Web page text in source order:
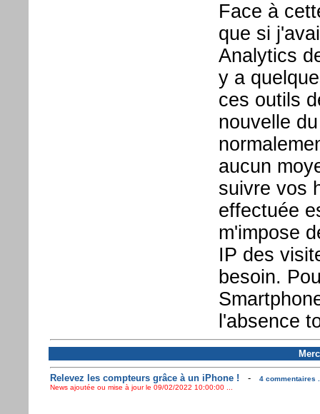
Face à
que si
Analytics
y a
ces outils
nouvelle
aucun
suivre vos
effectuée
m'impose
IP des
besoin.
l'absence
Relevez les compteurs grâce à un iPhone ! -
4 commentaires
News ajoutée ou mise à jour le 09/02/2022 10:00:00 ...